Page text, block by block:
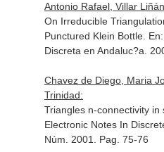
Antonio Rafael, Villar
On Irreducible
Punctured Klein Bottle.
Discreta en Andaluc?a .
Chavez de Diego, Maria
Trinidad:
Triangles n-connectivity in
Electronic Notes In
Núm. 2001. Pag. 75-76